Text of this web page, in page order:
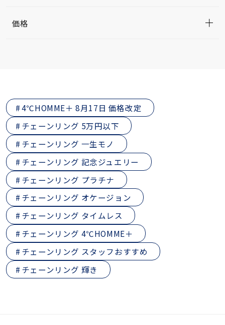
価格
4℃HOMME＋ 8月17日 価格改定
チェーンリング 5万円以下
チェーンリング 一生モノ
チェーンリング 記念ジュエリー
チェーンリング プラチナ
チェーンリング オケージョン
チェーンリング タイムレス
チェーンリング 4℃HOMME＋
チェーンリング スタッフおすすめ
チェーンリング 輝き